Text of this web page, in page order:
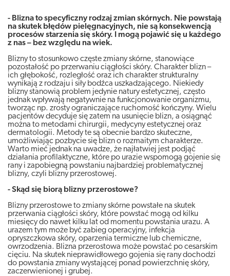
- Blizna to specyficzny rodzaj zmian skórnych. Nie powstają
na skutek błędów pielęgnacyjnych, nie są konsekwencją
procesów starzenia się skóry. I mogą pojawić się u każdego
z nas – bez względu na wiek.
Blizny to stosunkowo częste zmiany skórne, stanowiące
pozostałość po przerwaniu ciągłości skóry. Charakter blizn –
ich głębokość, rozległość oraz ich charakter strukturalny
wynikają z rodzaju i siły bodźca uszkadzającego. Niekiedy
blizny stanowią problem jedynie natury estetycznej, często
jednak wpływają negatywnie na funkcjonowanie organizmu,
tworząc np. zrosty ograniczające ruchomość kończyny. Wielu
pacjentów decyduje się zatem na usunięcie blizn, a osiągnąć
można to metodami chirurgii, medycyny estetycznej oraz
dermatologii. Metody te są obecnie bardzo skuteczne,
umożliwiając pozbycie się blizn o rozmaitym charakterze.
Warto mieć jednak na uwadze, że najłatwiej jest podjąć
działania profilaktyczne, które po urazie wspomogą gojenie się
rany i zapobiegną powstaniu najbardziej problematycznej
blizny, czyli blizny przerostowej.
- Skąd się biorą blizny przerostowe?
Blizny przerostowe to zmiany skórne powstałe na skutek
przerwania ciągłości skóry, które powstać mogą od kilku
miesięcy do nawet kilku lat od momentu powstania urazu. A
urazem tym może być zabieg operacyjny, infekcja
opryszczkowa skóry, oparzenia termiczne lub chemiczne,
owrzodzenia. Blizna przerostowa może powstać po cesarskim
cięciu. Na skutek nieprawidłowego gojenia się rany dochodzi
do powstania zmiany wystającej ponad powierzchnię skóry,
zaczerwienionej i grubej.